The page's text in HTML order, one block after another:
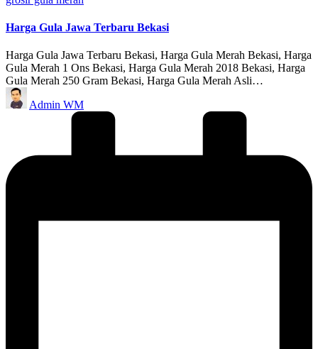
Harga Gula Jawa Terbaru Bekasi
Harga Gula Jawa Terbaru Bekasi, Harga Gula Merah Bekasi, Harga
Gula Merah 1 Ons Bekasi, Harga Gula Merah 2018 Bekasi, Harga
Gula Merah 250 Gram Bekasi, Harga Gula Merah Asli…
Posted
by
Admin WM